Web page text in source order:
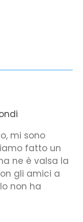
mi sono
fatto un
ne è valsa la
gli amici a
non ha